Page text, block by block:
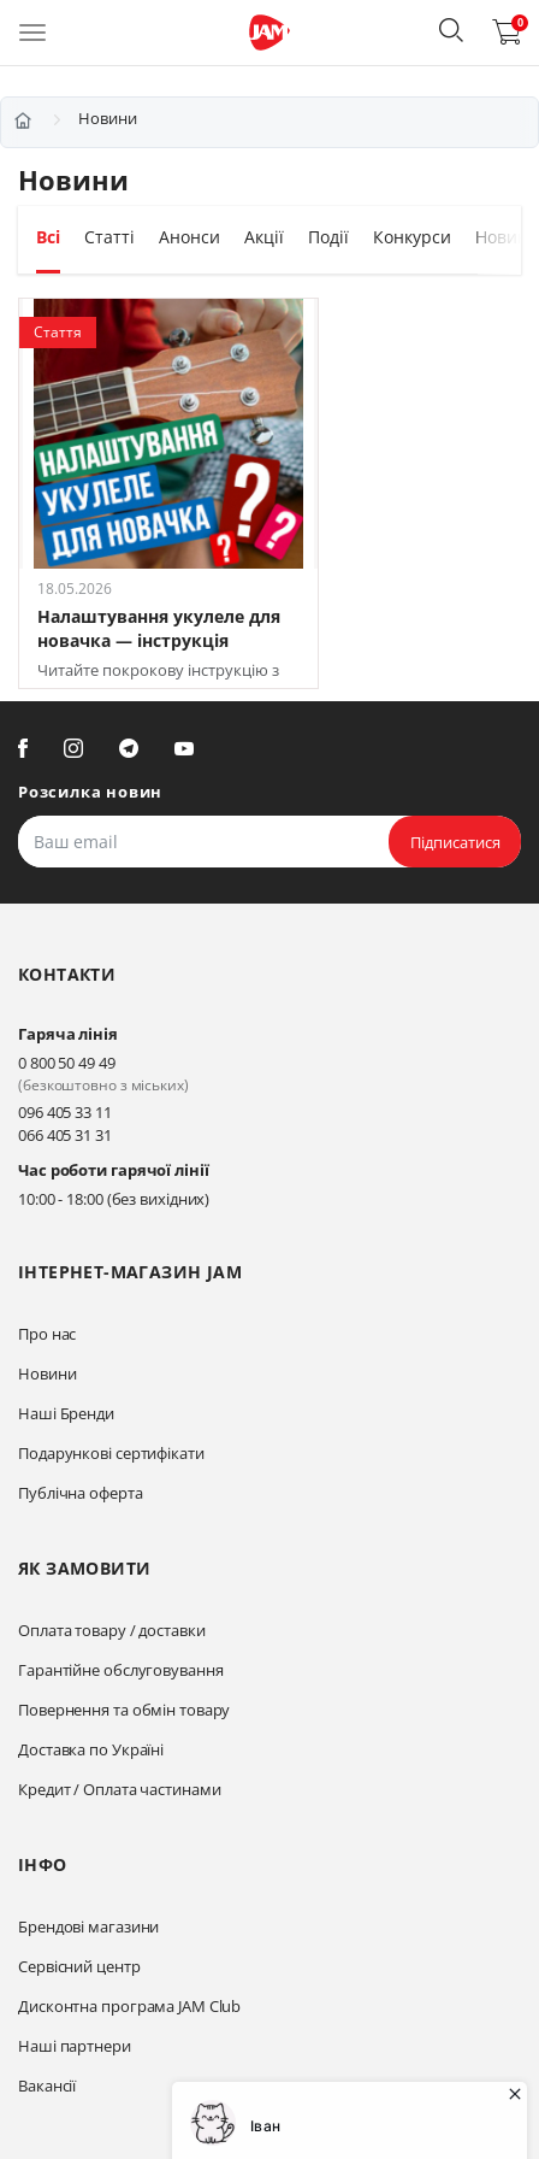
0
Новини
Новини
Всі Статті Анонси Акції Події Конкурси
Стаття
18.05.2026
Налаштування укулеле для
новачка — інструкція
Читайте покрокову інструкцію з
налаштування укулеле для
Розсилка новин
Підписатися
ІНТЕРНЕТ-МАГАЗИН JAM
Про нас
Новини
Наші Бренди
Подарункові сертифікати
Публічна оферта
ЯК ЗАМОВИТИ
Оплата товару / доставки
Гарантійне обслуговування
Повернення та обмін товару
Доставка по Україні
Кредит / Оплата частинами
ІНФО
Брендові магазини
Сервісний центр
Дисконтна програма JAM Club
Наші партнери
Вакансії
КОНТАКТИ
Гаряча лінія
0 800 50 49 49
(безкоштовно з міських)
096 405 33 11
066 405 31 31
Час роботи гарячої лінії
10:00 - 18:00 (без вихідних)